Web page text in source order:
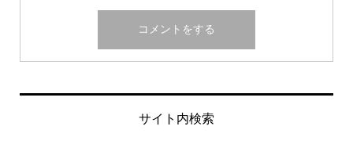
サイト内検索